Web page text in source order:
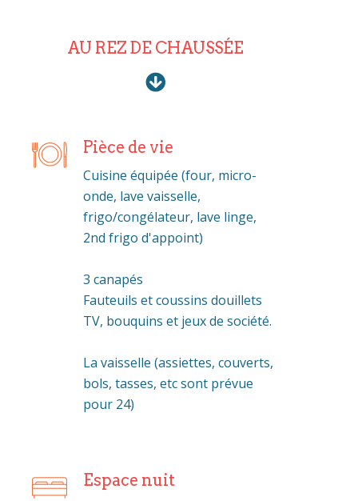
AU REZ DE CHAUSSÉE
Pièce de vie
Cuisine équipée (four, micro-
onde, lave vaisselle,
frigo/congélateur, lave linge,
2nd frigo d'appoint)
3 canapés
Fauteuils et coussins douillets
TV, bouquins et jeux de société.
La vaisselle (assiettes, couverts,
bols, tasses, etc sont prévue
pour 24)
Espace nuit